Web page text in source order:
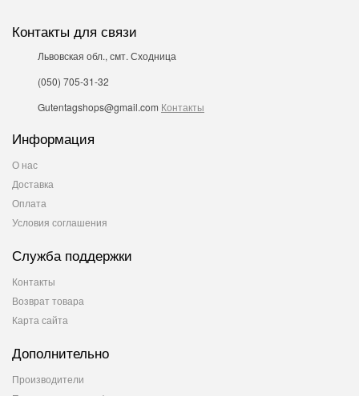
Контакты для связи
Львовская обл., смт. Сходница
(050) 705-31-32
Gutentagshops@gmail.com Контакты
Информация
О нас
Доставка
Оплата
Условия соглашения
Служба поддержки
Контакты
Возврат товара
Карта сайта
Дополнительно
Производители